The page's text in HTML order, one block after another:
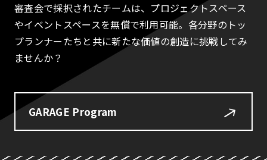
審査会で採択されたチームは、プロジェクトスペース
やイベントスペースを無償で利用可能。各分野のトッ
プランナーたちと共に新たな価値の創造に挑戦してみ
ませんか？
GARAGE Program